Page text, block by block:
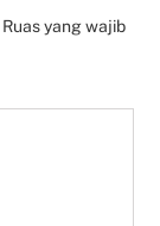
Ruas yang wajib